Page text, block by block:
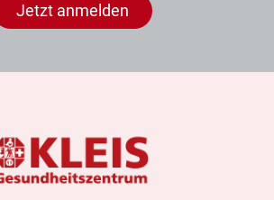
Jetzt anmelden